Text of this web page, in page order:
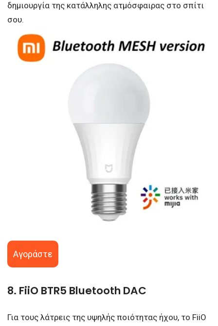
δημιουργία της κατάλληλης ατμόσφαιρας στο σπίτι
σου.
Αγοράστε
8. FiiO BTR5 Bluetooth DAC
Για τους λάτρεις της υψηλής ποιότητας ήχου, το FiiO